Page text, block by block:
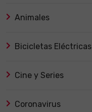
Animales
Bicicletas Eléctricas
Cine y Series
Coronavirus